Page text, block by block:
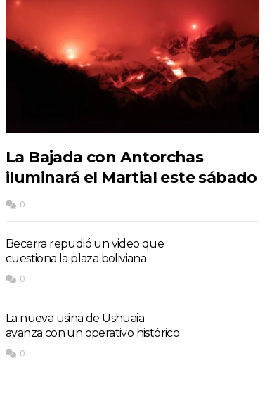
La Bajada con Antorchas
iluminará el Martial este sábado
0
Becerra repudió un video que
cuestiona la plaza boliviana
0
La nueva usina de Ushuaia
avanza con un operativo histórico
0